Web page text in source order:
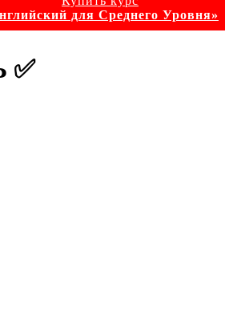
для Среднего Уровня»